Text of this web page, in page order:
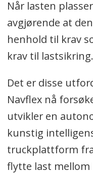
Når lasten
avgjørende at
henhold til krav
krav til lastsikring.
Det er disse
Navflex nå
utvikler en
kunstig
truckplattform
flytte last mellom